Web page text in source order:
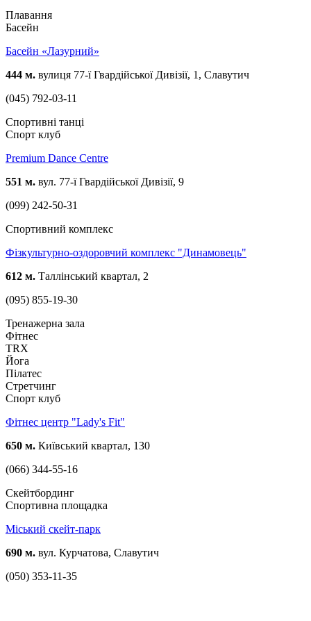
Плавання
Басейн
Басейн «Лазурний»
444 м. вулиця 77-ї Гвардійської Дивізії, 1, Славутич
(045) 792-03-11
Спортивні танці
Спорт клуб
Premium Dance Centre
551 м. вул. 77-ї Гвардійської Дивізії, 9
(099) 242-50-31
Спортивний комплекс
Фізкультурно-оздоровчий комплекс "Динамовець"
612 м. Таллінський квартал, 2
(095) 855-19-30
Тренажерна зала
Фітнес
TRX
Йога
Пілатес
Стретчинг
Спорт клуб
Фітнес центр "Lady's Fit"
650 м. Київський квартал, 130
(066) 344-55-16
Скейтбординг
Спортивна площадка
Міський скейт-парк
690 м. вул. Курчатова, Славутич
(050) 353-11-35